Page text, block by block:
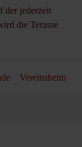
der jederzeit
die Terasse
Vereinsheim